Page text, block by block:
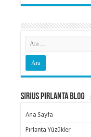
Sirius Pırlanta Blog
Ana Sayfa
Pırlanta Yüzükler